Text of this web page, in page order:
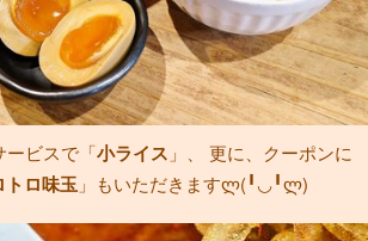
ービスで「小ライス 」、 更に、クーポンに
トロ味玉 」もいただきますლ(╹◡╹ლ)